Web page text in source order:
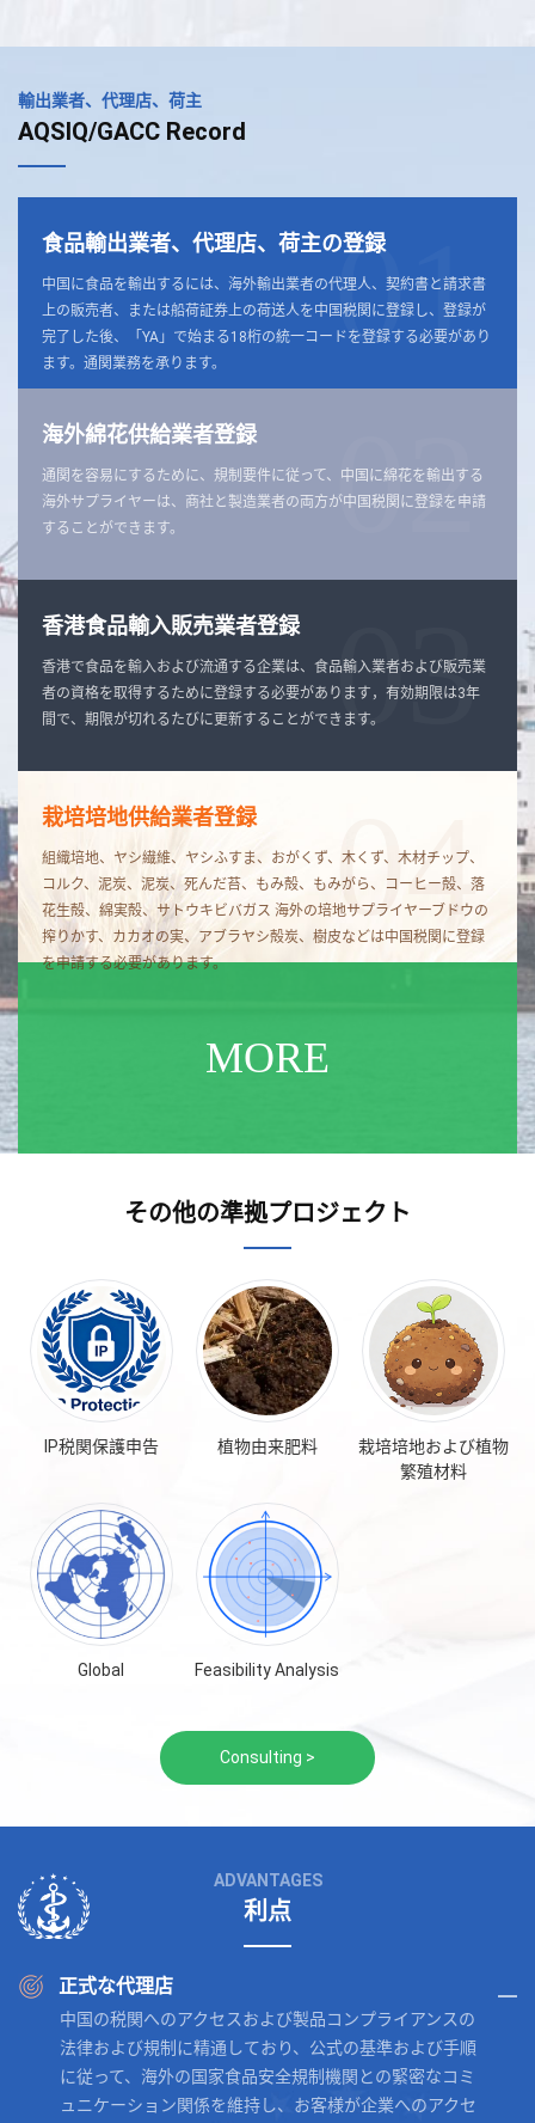
輸出業者、代理店、荷主
AQSIQ/GACC Record
01
食品輸出業者、代理店、荷主の登録
中国に食品を輸出するには、海外輸出業者の代理人、契約書と請求書
上の販売者、または船荷証券上の荷送人を中国税関に登録し、登録が
完了した後、「YA」で始まる18桁の統一コードを登録する必要があり
ます。通関業務を承ります。
02
海外綿花供給業者登録
通関を容易にするために、規制要件に従って、中国に綿花を輸出する
海外サプライヤーは、商社と製造業者の両方が中国税関に登録を申請
することができます。
03
香港食品輸入販売業者登録
香港で食品を輸入および流通する企業は、食品輸入業者および販売業
者の資格を取得するために登録する必要があります，有効期限は3年
間で、期限が切れるたびに更新することができます。
04
栽培培地供給業者登録
組織培地、ヤシ繊維、ヤシふすま、おがくず、木くず、木材チップ、
コルク、泥炭、泥炭、死んだ苔、もみ殻、もみがら、コーヒー殻、落
花生殻、綿実殻、サトウキビバガス 海外の培地サプライヤーブドウの
搾りかす、カカオの実、アブラヤシ殻炭、樹皮などは中国税関に登録
を申請する必要があります。
MORE
その他の準拠プロジェクト
IP税関保護申告 植物由来肥料
栽培培地および植物
繁殖材料
Global Feasibility Analysis
Consulting >
ADVANTAGES
利点
正式な代理店
中国の税関へのアクセスおよび製品コンプライアンスの
法律および規制に精通しており、公式の基準および手順
に従って、海外の国家食品安全規制機関との緊密なコミ
ュニケーション関係を維持し、お客様が企業へのアクセ